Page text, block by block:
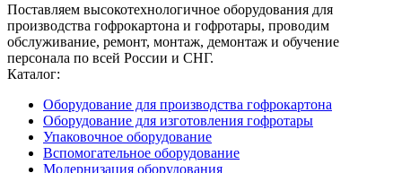
Поставляем высокотехнологичное оборудования для
производства гофрокартона и гофротары, проводим
обслуживание, ремонт, монтаж, демонтаж и обучение
персонала по всей России и СНГ.
Каталог:
Оборудование для производства гофрокартона
Оборудование для изготовления гофротары
Упаковочное оборудование
Вспомогательное оборудование
Модернизация оборудования